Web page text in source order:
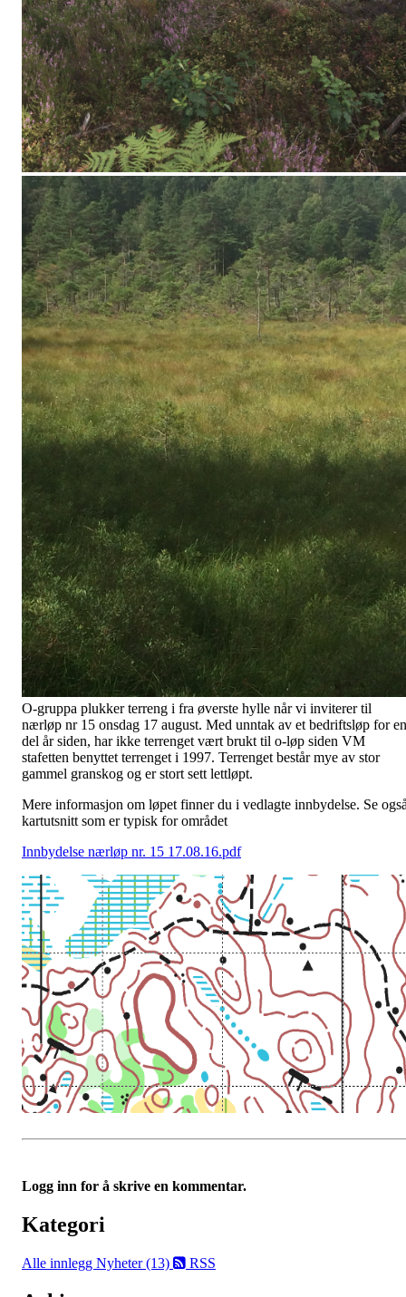
O-gruppa plukker terreng i fra øverste hylle når vi inviterer til
nærløp nr 15 onsdag 17 august. Med unntak av et bedriftsløp for en
del år siden, har ikke terrenget vært brukt til o-løp siden VM
stafetten benyttet terrenget i 1997. Terrenget består mye av stor
gammel granskog og er stort sett lettløpt.
Mere informasjon om løpet finner du i vedlagte innbydelse. Se
kartutsnitt som er typisk for området
Innbydelse nærløp nr. 15 17.08.16.pdf
Logg inn for å skrive en kommentar.
Kategori
Alle innlegg Nyheter (13) RSS